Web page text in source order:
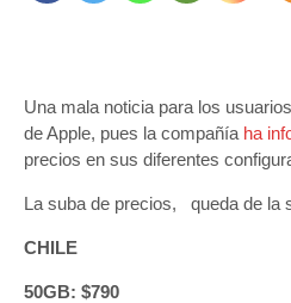
Una mala noticia para los
de Apple, pues la compañía ha
precios en sus diferentes
La suba de precios, queda de la
CHILE
50GB: $790